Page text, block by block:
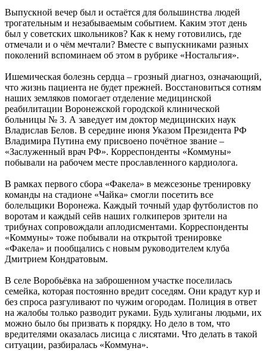
Выпускной вечер был и остаётся для большинства людей
трогательным и незабываемым событием. Каким этот день
был у советских школьников? Как к нему готовились, где
отмечали и о чём мечтали? Вместе с выпускниками разных
поколений вспоминаем об этом в рубрике «Ностальгия».
Ишемическая болезнь сердца – грозный диагноз, означающий,
что жизнь пациента не будет прежней. Восстановиться сотням
наших земляков помогает отделение медицинской
реабилитации Воронежской городской клинической
больницы № 3. А заведует им доктор медицинских наук
Владислав Белов. В середине июня Указом Президента РФ
Владимира Путина ему присвоено почётное звание –
«Заслуженный врач РФ». Корреспонденты «Коммуны»
побывали на рабочем месте прославленного кардиолога.
В рамках первого сбора «Факела» в межсезонье тренировку
команды на стадионе «Чайка» смогли посетить все
болельщики Воронежа. Каждый точный удар футболистов по
воротам и каждый сейв наших голкиперов зрители на
трибунах сопровождали аплодисментами. Корреспонденты
«Коммуны» тоже побывали на открытой тренировке
«Факела» и пообщались с новым руководителем клуба
Дмитрием Кондратовым.
В селе Воробьёвка на заброшенном участке поселилась
семейка, которая постоянно вредит соседям. Они крадут кур и
без спроса разгуливают по чужим огородам. Полиция в ответ
на жалобы только разводит руками. Будь хулиганы людьми, их
можно было бы призвать к порядку. Но дело в том, что
вредителями оказалась лисица с лисятами. Что делать в такой
ситуации, разбиралась «Коммуна».